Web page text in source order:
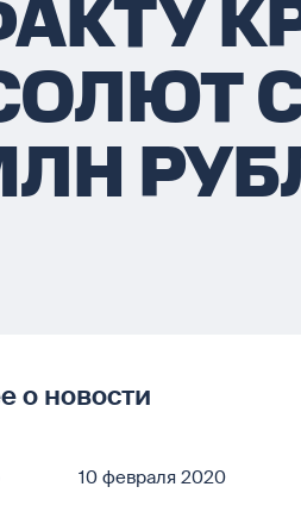
о новости
10 февраля 2020